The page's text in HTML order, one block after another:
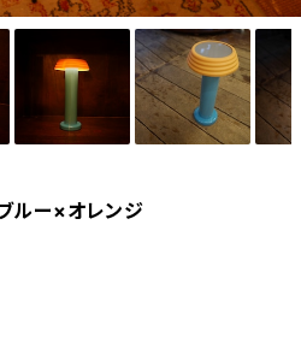
ルー×オレンジ